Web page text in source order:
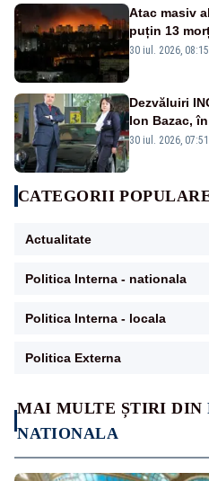
MAI MULTE ȘTIRI DIN
NATIONALA
Atac masiv
puțin 13
ridicat
30 iul. 2026, 08:15
Dezvăluiri
Ion Bazac,
publice
30 iul. 2026, 07:51
CATEGORII
Actualitate
Politica Interna - nationala
Politica Interna - locala
Politica Externa